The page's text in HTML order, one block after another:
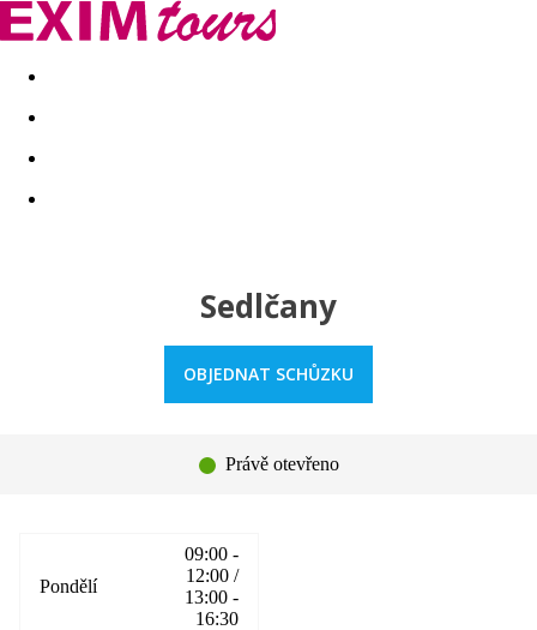
Akční nabídky Last minute
Sedlčany
OBJEDNAT SCHŮZKU
Právě otevřeno
Pondělí
09:00 -
12:00 /
13:00 -
16:30